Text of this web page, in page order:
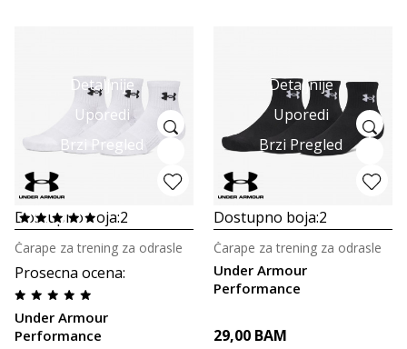
Detaljnije
Uporedi
Brzi Pregled
Dostupno boja:2
Prosecna ocena:
Under Armour
Performance
Čarape za trening za odrasle
Detaljnije
Uporedi
Brzi Pregled
Dostupno boja:2
Under Armour
Performance
Čarape za trening za odrasle
29,00 BAM